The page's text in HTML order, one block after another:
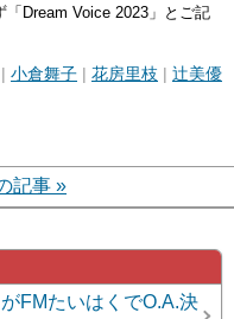
Dream Voice 2023」とご記
小倉舞子 花房里枝 辻美優
記事 »
FMたいはくでO.A.決